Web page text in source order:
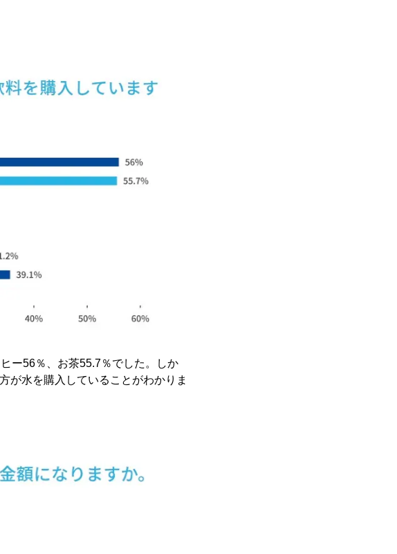
ー56％、お茶55.7％でした。しか
が水を購入していることがわかりま